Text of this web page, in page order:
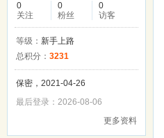
0
关注
0
粉丝
0
访客
等级： 新手上路
总积分： 3231
保密，2021-04-26
最后登录：2026-08-06
更多资料